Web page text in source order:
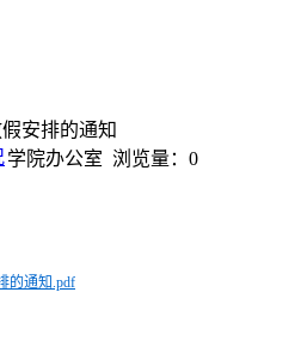
安排的通知
学院办公室 浏览量： 0
的通知.pdf